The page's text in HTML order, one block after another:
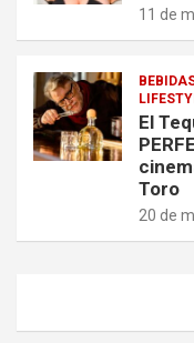
11 de
El
Toro
20 de